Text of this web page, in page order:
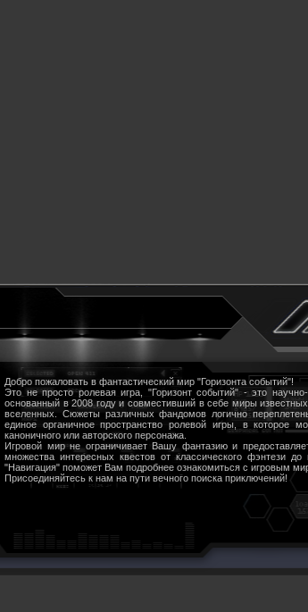
Добро пожаловать в фантастический мир "Горизонта событий"!
Это не просто ролевая игра, "Горизонт событий" - это научно-
основанный в 2008 году и совместивший в себе миры
вселенных. Сюжеты различных фандомов логично
единое органичное пространство ролевой игры, в которое
каноничного или авторского персонажа.
Игровой мир не ограничивает Вашу фантазию и
множества интересных квестов от классического фэнтези
"Навигация" поможет Вам подробнее ознакомиться с игровым
Присоединяйтесь к нам на пути вечного поиска приключений!